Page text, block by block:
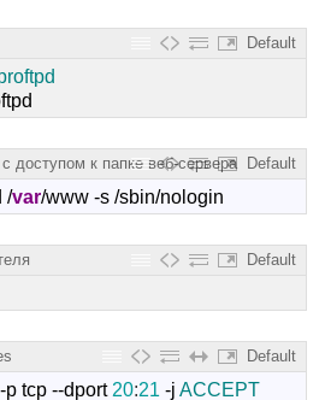
Default
доступом к папке веб-сервера Default
/var/www -s /sbin/nologin
Default
Default
-p tcp --dport 20:21 -j ACCEPT